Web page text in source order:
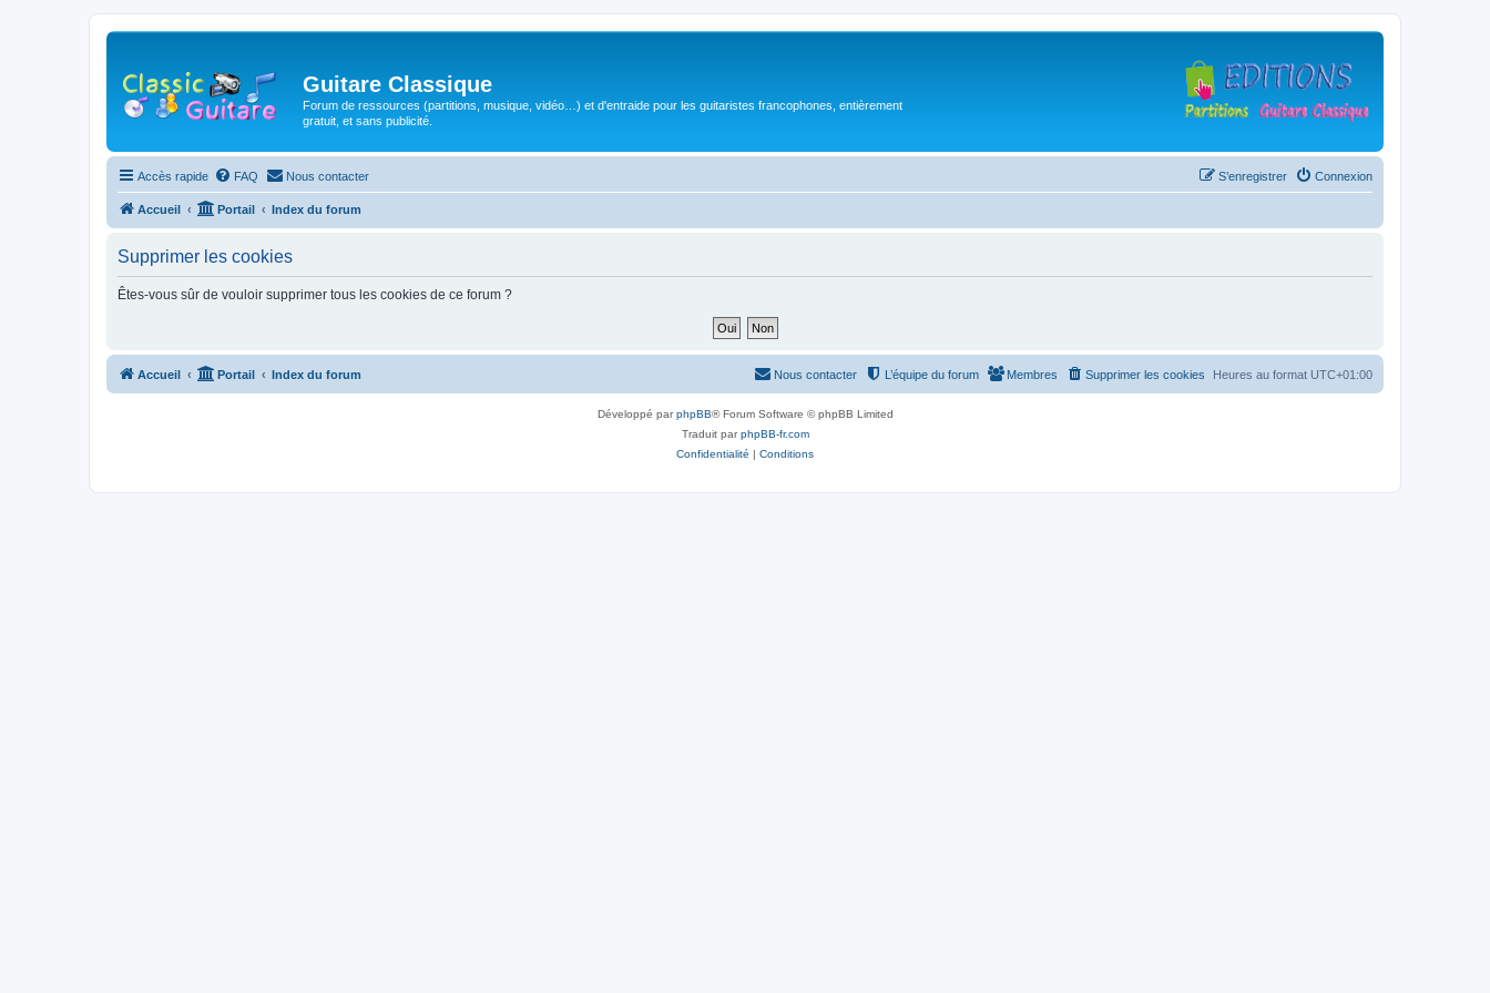
Guitare Classique
Forum de ressources (partitions, musique, vidéo…) et d'entraide pour les guitaristes francophones, entièrement
gratuit, et sans publicité.
Accès rapide FAQ Nous contacter Connexion
S’enregistrer
Accueil Portail Index du forum
Supprimer les cookies
Êtes-vous sûr de vouloir supprimer tous les cookies de ce forum ?
Accueil Portail Index du forum Heures au format UTC+01:00
Supprimer les cookies
Membres
L’équipe du forum
Nous contacter
Développé parphpBB® Forum Software © phpBB Limited
Traduit parphpBB-fr.com
Confidentialité | Conditions